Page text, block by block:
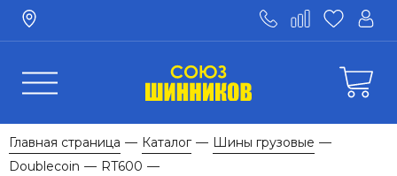
Главная страница — Каталог — Шины грузовые —
Doublecoin — RT600 —